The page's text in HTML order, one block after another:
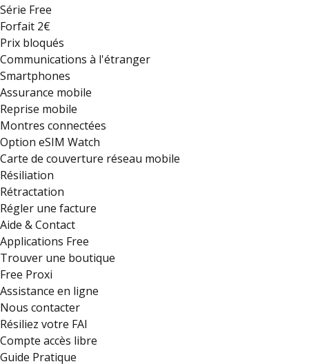
Série Free
Forfait 2€
Prix bloqués
Communications à l'étranger
Smartphones
Assurance mobile
Reprise mobile
Montres connectées
Option eSIM Watch
Carte de couverture réseau mobile
Résiliation
Rétractation
Régler une facture
Aide & Contact
Applications Free
Trouver une boutique
Free Proxi
Assistance en ligne
Nous contacter
Résiliez votre FAI
Compte accès libre
Guide Pratique